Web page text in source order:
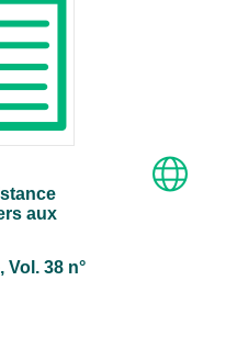
aux
, Vol. 38 n°